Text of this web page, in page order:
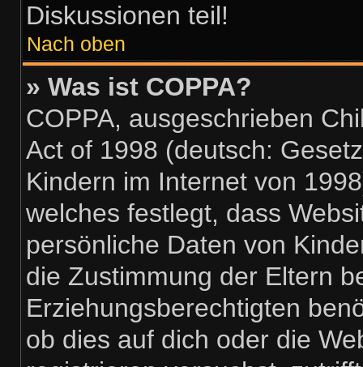
Diskussionen teil!
Nach oben
» Was ist COPPA?
COPPA, ausgeschrieben
Act of 1998 (deutsch:
Kindern im Internet von
welches festlegt, dass
persönliche Daten von
die Zustimmung der Eltern
Erziehungsberechtigten
ob dies auf dich oder die